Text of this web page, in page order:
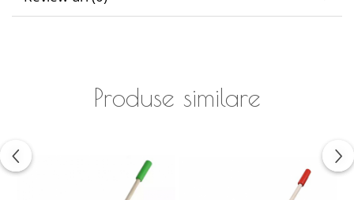
Produse similare